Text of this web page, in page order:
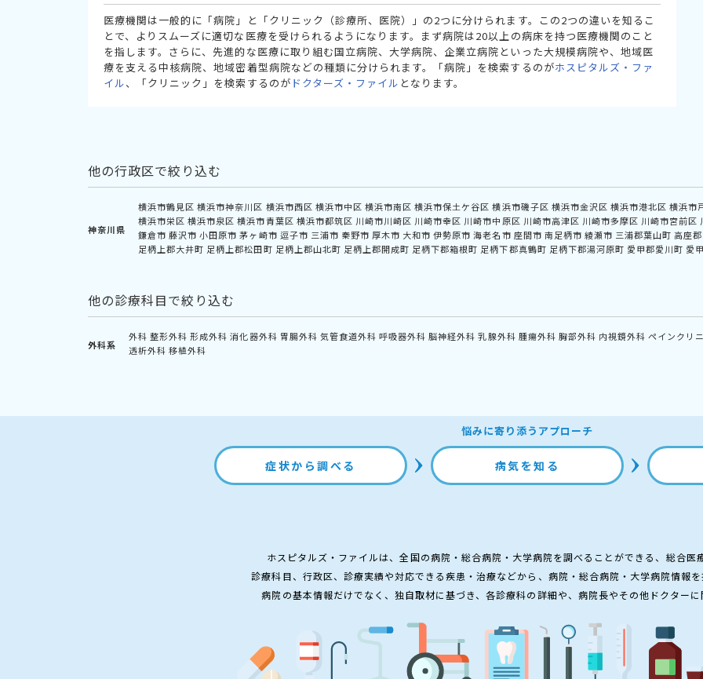
医療機関は一般的に「病院」と「クリニック（診療所、医院）」の2つに分けられます。この2つの違いを知るこ
とで、よりスムーズに適切な医療を受けられるようになります。まず病院は20以上の病床を持つ医療機関のこと
を指します。さらに、先進的な医療に取り組む国立病院、大学病院、企業立病院といった大規模病院や、地域医
療を支える中核病院、地域密着型病院などの種類に分けられます。「病院」を検索するのがホスピタルズ・ファ
イル、「クリニック」を検索するのが ドクターズ・ファイル となります。
他の行政区で絞り込む
神奈川県
横浜市鶴見区 横浜市神奈川区 横浜市西区 横浜市中区 横浜市南区 横浜市保土ケ谷区 横浜市磯子区 横浜市金沢区 横浜市港北区 横浜市
横浜市栄区 横浜市泉区 横浜市青葉区 横浜市都筑区 川崎市川崎区 川崎市幸区 川崎市中原区 川崎市高津区 川崎市多摩区 川崎市宮前区
鎌倉市 藤沢市 小田原市 茅ヶ崎市 逗子市 三浦市 秦野市 厚木市 大和市 伊勢原市 海老名市 座間市 南足柄市 綾瀬市 三浦郡葉山町 高座
足柄上郡大井町 足柄上郡松田町 足柄上郡山北町 足柄上郡開成町 足柄下郡箱根町 足柄下郡真鶴町 足柄下郡湯河原町 愛甲郡愛川町 愛
他の診療科目で絞り込む
外科系
外科 整形外科 形成外科 消化器外科 胃腸外科 気管食道外科 呼吸器外科 脳神経外科 乳腺外科 腫瘍外科 胸部外科 内視鏡外科 ペインクリ
透析外科 移植外科
悩みに寄り添うアプローチ
症状から調べる 病気を知る
ホスピタルズ・ファイルは、全国の病院・総合病院・大学病院を調べることができる、総合医
診療科目、行政区、診療実績や対応できる疾患・治療などから、病院・総合病院・大学病院情報を
病院の基本情報だけでなく、独自取材に基づき、各診療科の詳細や、病院長やその他ドクターに